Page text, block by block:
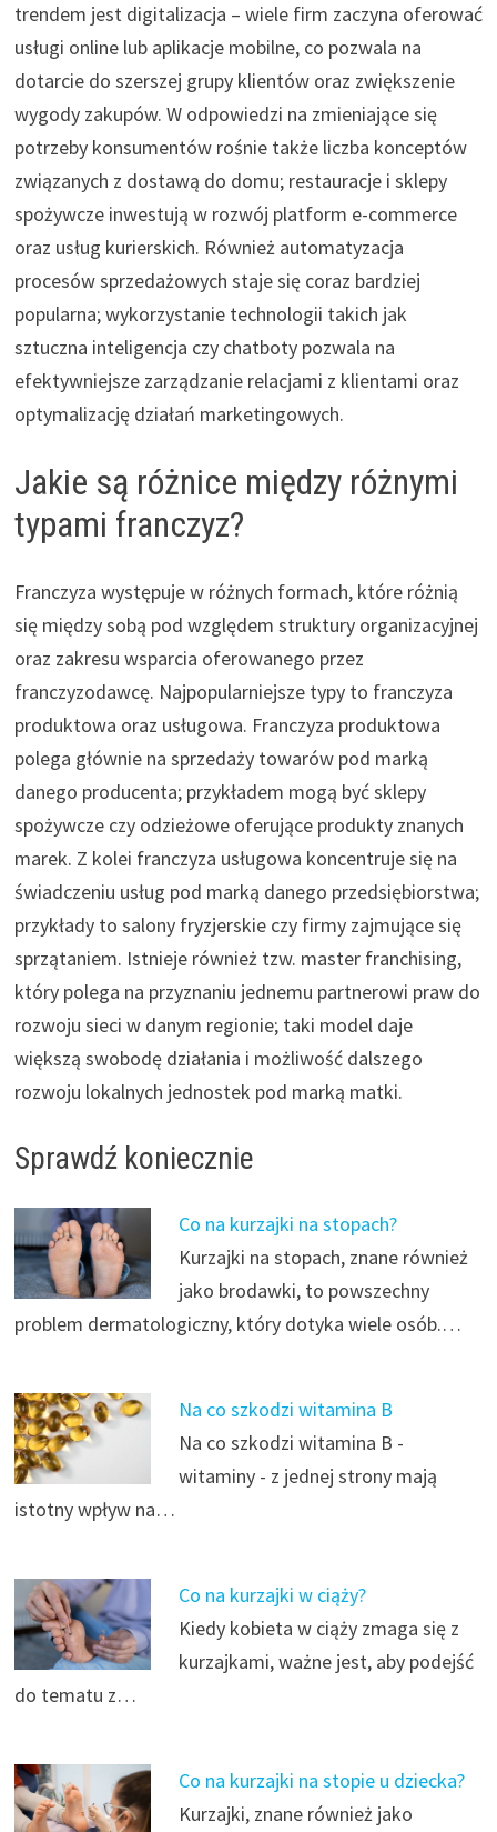
trendem jest digitalizacja – wiele firm zaczyna oferować
usługi online lub aplikacje mobilne, co pozwala na
dotarcie do szerszej grupy klientów oraz zwiększenie
wygody zakupów. W odpowiedzi na zmieniające się
potrzeby konsumentów rośnie także liczba konceptów
związanych z dostawą do domu; restauracje i sklepy
spożywcze inwestują w rozwój platform e-commerce
oraz usług kurierskich. Również automatyzacja
procesów sprzedażowych staje się coraz bardziej
popularna; wykorzystanie technologii takich jak
sztuczna inteligencja czy chatboty pozwala na
efektywniejsze zarządzanie relacjami z klientami oraz
optymalizację działań marketingowych.
Jakie są różnice między różnymi
typami franczyz?
Franczyza występuje w różnych formach, które różnią
się między sobą pod względem struktury organizacyjnej
oraz zakresu wsparcia oferowanego przez
franczyzodawcę. Najpopularniejsze typy to franczyza
produktowa oraz usługowa. Franczyza produktowa
polega głównie na sprzedaży towarów pod marką
danego producenta; przykładem mogą być sklepy
spożywcze czy odzieżowe oferujące produkty znanych
marek. Z kolei franczyza usługowa koncentruje się na
świadczeniu usług pod marką danego przedsiębiorstwa;
przykłady to salony fryzjerskie czy firmy zajmujące się
sprzątaniem. Istnieje również tzw. master franchising,
który polega na przyznaniu jednemu partnerowi praw do
rozwoju sieci w danym regionie; taki model daje
większą swobodę działania i możliwość dalszego
rozwoju lokalnych jednostek pod marką matki.
Sprawdź koniecznie
Co na kurzajki na stopach?
Kurzajki na stopach, znane również
jako brodawki, to powszechny
problem dermatologiczny, który dotyka wiele osób.…
Na co szkodzi witamina B
Na co szkodzi witamina B -
witaminy - z jednej strony mają
istotny wpływ na…
Co na kurzajki w ciąży?
Kiedy kobieta w ciąży zmaga się z
kurzajkami, ważne jest, aby podejść
do tematu z…
Co na kurzajki na stopie u dziecka?
Kurzajki, znane również jako